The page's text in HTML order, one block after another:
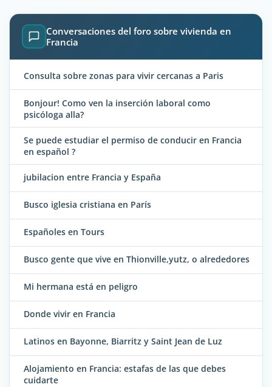
Conversaciones del foro sobre vivienda en
Francia
Consulta sobre zonas para vivir cercanas a Paris
Bonjour! Como ven la inserción laboral como
psicóloga alla?
Se puede estudiar el permiso de conducir en Francia
en español ?
jubilacion entre Francia y España
Busco iglesia cristiana en París
Españoles en Tours
Busco gente que vive en Thionville,yutz, o alrededores
Mi hermana está en peligro
Donde vivir en Francia
Latinos en Bayonne, Biarritz y Saint Jean de Luz
Alojamiento en Francia: estafas de las que debes
cuidarte